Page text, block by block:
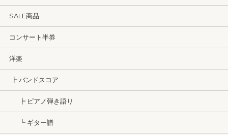
SALE商品
コンサート半券
洋楽
┣ バンドスコア
┣ ピアノ弾き語り
┗ ギター譜